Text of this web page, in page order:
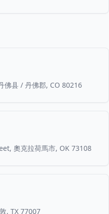
佛县 / 丹佛郡, CO 80216
奧克拉荷馬市, OK 73108
, TX 77007